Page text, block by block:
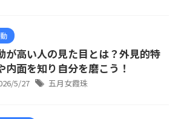
が高い人の見た目とは？外見的特
内面を知り自分を磨こう！
5/27 五月女霞珠